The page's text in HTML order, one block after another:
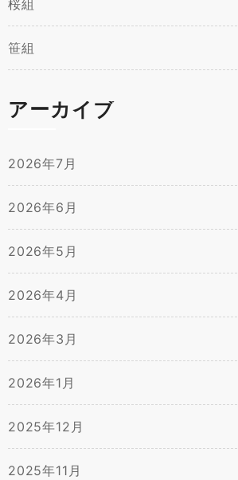
桜組
笹組
アーカイブ
2026年7月
2026年6月
2026年5月
2026年4月
2026年3月
2026年1月
2025年12月
2025年11月